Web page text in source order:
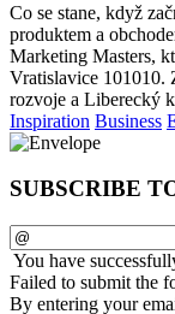
Co se stane, když
produktem a
Marketing Masters,
Vratislavice 101010.
rozvoje a Liberecký
Inspiration Business
SUBSCRIBE
You have
Failed to submit the
By entering your